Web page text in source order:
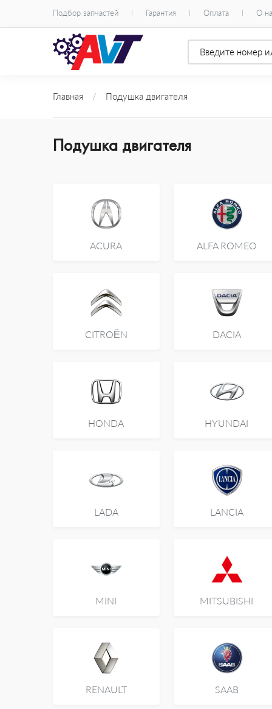
Подбор запчастей Гарантия Оплата О
Главная / Подушка двигателя
Подушка двигателя
ACURA ALFA ROMEO
CITROËN DACIA
HONDA HYUNDAI
LADA LANCIA
MINI MITSUBISHI
RENAULT SAAB